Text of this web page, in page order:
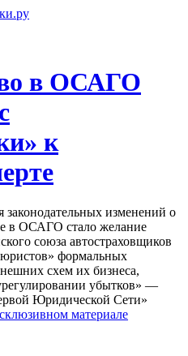
в ОСАГО
к
изменений о
в ОСАГО стало желание
союза автостраховщиков
формальных
схем их бизнеса,
убытков» —
Юридической Сети»
материале